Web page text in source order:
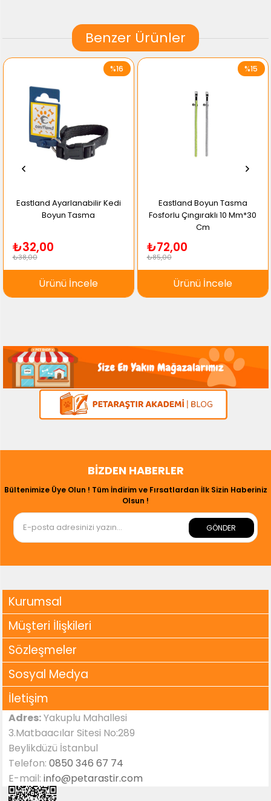
Benzer Ürünler
Eastland Ayarlanabilir Kedi
Boyun Tasma
₺32,00
₺38,00
Ürünü İncele
%16
Eastland Boyun Tasma
Fosforlu Çıngıraklı 10 Mm*30
Cm
₺72,00
₺85,00
Ürünü İncele
%15
BIZDEN HABERLER
Bültenimize Üye Olun ! Tüm İndirim ve Fırsatlardan İlk Sizin Haberiniz
Olsun !
GÖNDER
Kurumsal
Müşteri İlişkileri
Sözleşmeler
Sosyal Medya
İletişim
Adres:Yakuplu Mahallesi
3.Matbaacılar Sitesi No:289
Beylikdüzü İstanbul
Telefon:0850 346 67 74
E-mail:info@petarastir.com